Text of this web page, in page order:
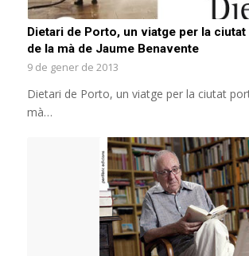
Dietari de Porto, un viatge per la
de la mà de Jaume Benavente
9 de gener de 2013
Dietari de Porto, un viatge per la ciutat
mà…